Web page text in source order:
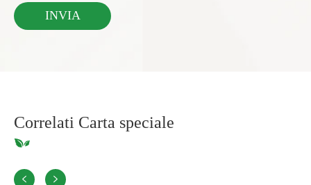
Correlati Carta speciale
 